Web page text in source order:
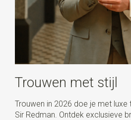
Trouwen met stijl
Trouwen in 2026 doe je met
Sir Redman. Ontdek exclusieve